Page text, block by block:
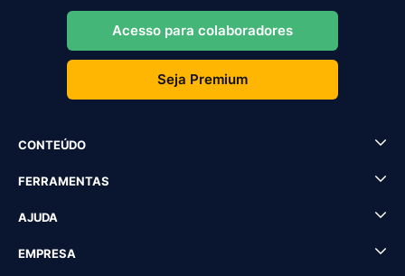
Acesso para colaboradores
Seja Premium
CONTEÚDO
FERRAMENTAS
AJUDA
EMPRESA